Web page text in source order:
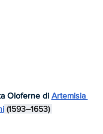
Oloferne di Artemisia
(1593–1653)